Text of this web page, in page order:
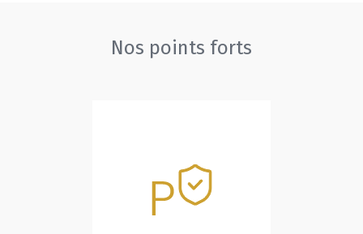
Nos points forts